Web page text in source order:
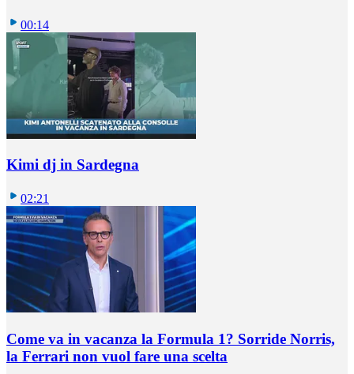
00:14
Kimi dj in Sardegna
02:21
Come va in vacanza la Formula 1? Sorride Norris,
la Ferrari non vuol fare una scelta